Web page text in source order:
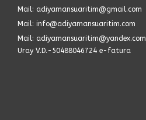
Mail: adiyamansuaritim@gmail.com
Mail: info@adiyamansuaritim.com
Mail: adiyamansuaritim@yandex.com
Uray V.D.-50488046724 e-fatura